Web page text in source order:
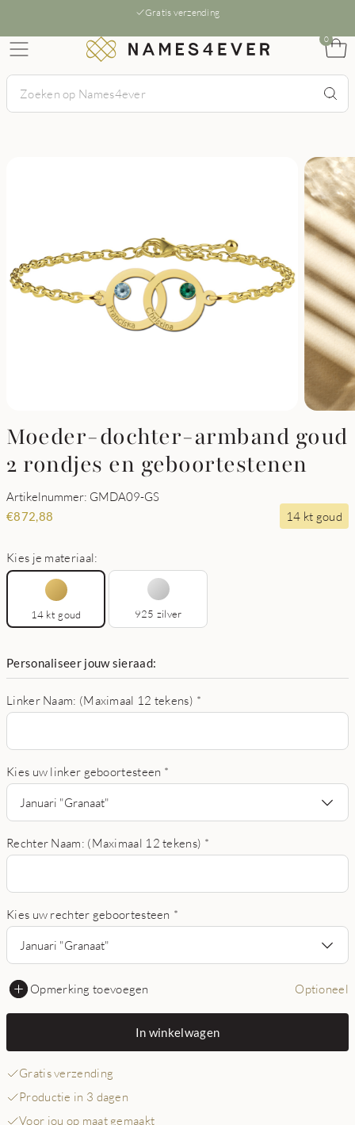
Gratis verzending
0
Moeder-dochter-armband goud
2 rondjes en geboortestenen
Artikelnummer: GMDA09-GS
€872,88 14 kt goud
Kies je materiaal:
14 kt goud 925 zilver
Personaliseer jouw sieraad:
Linker Naam: (Maximaal 12 tekens) *
Kies uw linker geboortesteen *
Januari "Granaat"
Rechter Naam: (Maximaal 12 tekens) *
Kies uw rechter geboortesteen *
Januari "Granaat"
Opmerking toevoegen Optioneel
In winkelwagen
Gratis verzending
Productie in 3 dagen
Voor jou op maat gemaakt